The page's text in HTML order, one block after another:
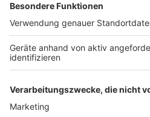
Archiv
ANTENNE BAYERN GROUP
Stiftung ANTENNE BAYERN
hilft
Teilnahmebedingungen